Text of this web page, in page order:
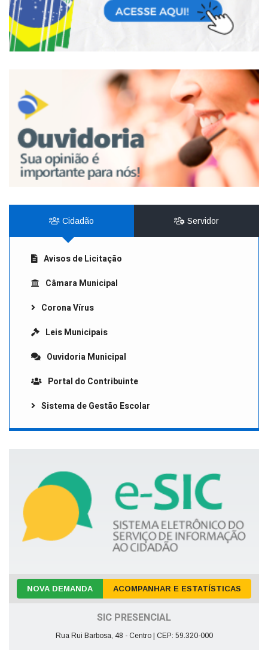
Cidadão Servidor
Avisos de Licitação
Câmara Municipal
Corona Vírus
Leis Municipais
Ouvidoria Municipal
Portal do Contribuinte
Sistema de Gestão Escolar
NOVA DEMANDA ACOMPANHAR E ESTATÍSTICAS
SIC PRESENCIAL
Rua Rui Barbosa, 48 - Centro | CEP: 59.320-000